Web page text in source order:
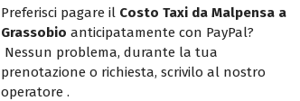
Preferisci pagare il Costo Taxi da Malpensa a
Grassobio anticipatamente con PayPal?
Nessun problema, durante la tua
prenotazione o richiesta, scrivilo al nostro
operatore .